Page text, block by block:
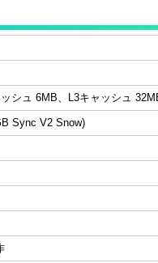
シュ 6MB、L3キャッシュ
Sync V2 Snow)